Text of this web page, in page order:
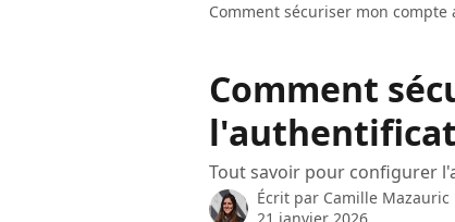
Comment sécuriser mon
Comment
Tout savoir pour configurer
Écrit par Camille Mazauric